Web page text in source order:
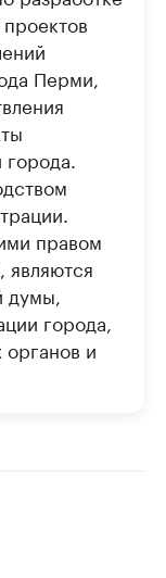
Перми,
правом
являются
думы,
города,
и